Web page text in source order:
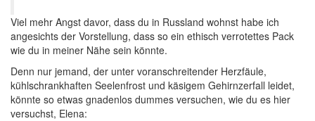
Viel mehr Angst davor, dass du in Russland wohnst habe ich
angesichts der Vorstellung, dass so ein ethisch verrotettes Pack
wie du in meiner Nähe sein könnte.
Denn nur jemand, der unter voranschreitender Herzfäule,
kühlschrankhaften Seelenfrost und käsigem Gehirnzerfall leidet,
könnte so etwas gnadenlos dummes versuchen, wie du es hier
versuchst, Elena: